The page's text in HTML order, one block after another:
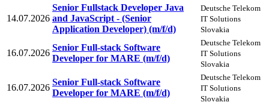
14.07.2026
Senior Fullstack Developer Java
and JavaScript - (Senior
Application Developer) (m/f/d)
Deutsche Telekom
IT Solutions
Slovakia
16.07.2026
Senior Full-stack Software
Developer for MARE (m/f/d)
Deutsche Telekom
IT Solutions
Slovakia
16.07.2026
Senior Full-stack Software
Developer for MARE (m/f/d)
Deutsche Telekom
IT Solutions
Slovakia